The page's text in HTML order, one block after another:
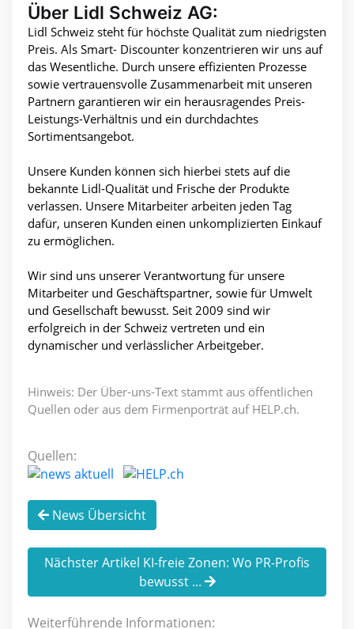
Über Lidl Schweiz AG:
Lidl Schweiz steht für höchste Qualität zum niedrigsten
Preis. Als Smart- Discounter konzentrieren wir uns auf
das Wesentliche. Durch unsere effizienten Prozesse
sowie vertrauensvolle Zusammenarbeit mit unseren
Partnern garantieren wir ein herausragendes Preis-
Leistungs-Verhältnis und ein durchdachtes
Sortimentsangebot.
Unsere Kunden können sich hierbei stets auf die
bekannte Lidl-Qualität und Frische der Produkte
verlassen. Unsere Mitarbeiter arbeiten jeden Tag
dafür, unseren Kunden einen unkomplizierten Einkauf
zu ermöglichen.
Wir sind uns unserer Verantwortung für unsere
Mitarbeiter und Geschäftspartner, sowie für Umwelt
und Gesellschaft bewusst. Seit 2009 sind wir
erfolgreich in der Schweiz vertreten und ein
dynamischer und verlässlicher Arbeitgeber.
Hinweis: Der Über-uns-Text stammt aus öffentlichen
Quellen oder aus dem Firmenporträt auf HELP.ch.
Quellen:
News Übersicht
Nächster Artikel KI-freie Zonen: Wo PR-Profis
bewusst ...
Weiterführende Informationen: